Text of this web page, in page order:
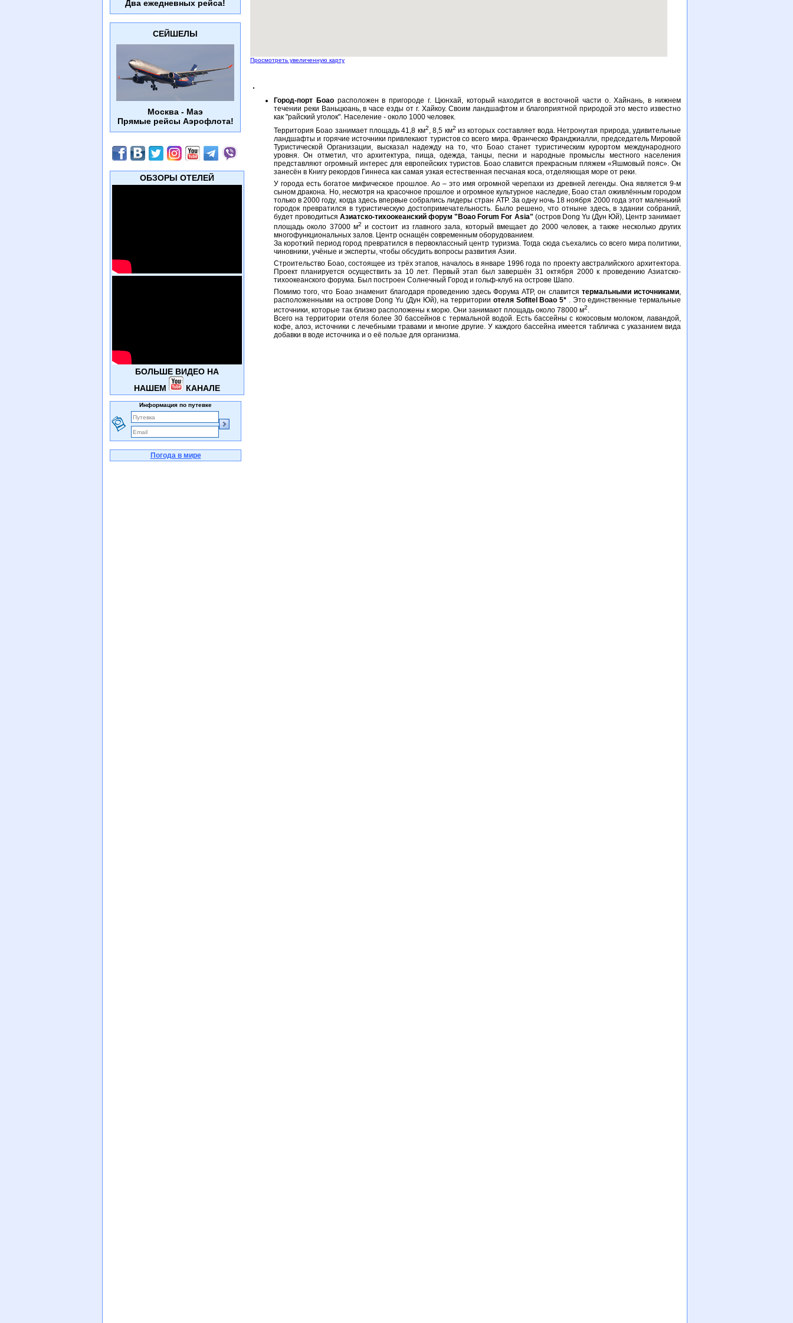
Просмотреть увеличенную карту
Город-порт Боаорасположен в пригороде г. Цюнхай, который находится в восточной части о. Хайнань, в нижнем
течении реки Ваньцюань, в часе езды от г. Хайкоу. Своим ландшафтом и благоприятной природой это место известно
как "райский уголок". Население - около 1000 человек.
Территория Боао занимает площадь 41,8 км2, 8,5 км2 из которых составляет вода. Нетронутая природа, удивительные
ландшафты и горячие источники привлекают туристов со всего мира. Франческо Франджиалли, председатель Мировой
Туристической Организации, высказал надежду на то, что Боао станет туристическим курортом международного
уровня. Он отметил, что архитектура, пища, одежда, танцы, песни и народные промыслы местного населения
представляют огромный интерес для европейских туристов. Боао славится прекрасным пляжем «Яшмовый пояс». Он
занесён в Книгу рекордов Гиннеса как самая узкая естественная песчаная коса, отделяющая море от реки.
У города есть богатое мифическое прошлое. Ао – это имя огромной черепахи из древней легенды. Она является 9-м
сыном дракона. Но, несмотря на красочное прошлое и огромное культурное наследие, Боао стал оживлённым городом
только в 2000 году, когда здесь впервые собрались лидеры стран АТР. За одну ночь 18 ноября 2000 года этот маленький
городок превратился в туристическую достопримечательность. Было решено, что отныне здесь, в здании собраний,
будет проводитьсяАзиатско-тихоокеанский форум "Boao Forum For Asia" (остров Dong Yu (Дун Юй), Центр занимает
площадь около 37000 м2 и состоит из главного зала, который вмещает до 2000 человек, а также несколько других
многофункциональных залов. Центр оснащён современным оборудованием.
За короткий период город превратился в первоклассный центр туризма. Тогда сюда съехались со всего мира политики,
чиновники, учёные и эксперты, чтобы обсудить вопросы развития Азии.
Строительство Боао, состоящее из трёх этапов, началось в январе 1996 года по проекту австралийского архитектора.
Проект планируется осуществить за 10 лет. Первый этап был завершён 31 октября 2000 к проведению Азиатско-
тихоокеанского форума. Был построен Солнечный Город и гольф-клуб на острове Шапо.
Помимо того, что Боао знаменит благодаря проведению здесь Форума АТР, он славится термальными источниками,
расположенными на острове Dong Yu (Дун Юй), на территории отеля Sofitel Boao 5* . Это единственные термальные
источники, которые так близко расположены к морю. Они занимают площадь около 78000 м2.
Всего на территории отеля более 30 бассейнов с термальной водой. Есть бассейны с кокосовым молоком, лавандой,
кофе, алоэ, источники с лечебными травами и многие другие. У каждого бассейна имеется табличка с указанием вида
добавки в воде источника и о её пользе для организма.
Два ежедневных рейса!
СЕЙШЕЛЫ
Москва - Маэ
Прямые рейсы Аэрофлота!
ОБЗОРЫ ОТЕЛЕЙ
БОЛЬШЕ ВИДЕО НА
НАШЕМ
КАНАЛЕ
Информация по путевке
Погода в мире